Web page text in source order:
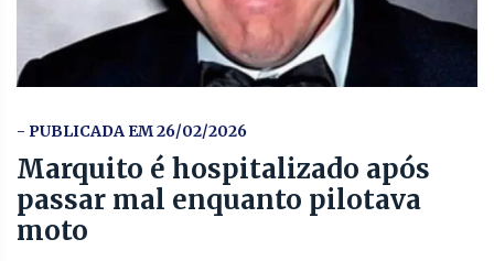
- PUBLICADA EM 26/02/2026
Marquito é hospitalizado após
passar mal enquanto pilotava
moto